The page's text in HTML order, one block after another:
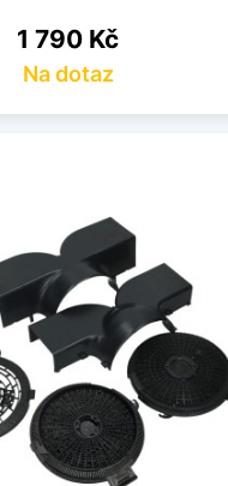
Cena
1 790 Kč
Na dotaz